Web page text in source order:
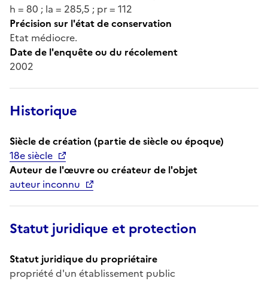
h = 80 ; la = 285,5 ; pr = 112
Précision sur l'état de conservation
Etat médiocre.
Date de l'enquête ou du récolement
2002
Historique
Siècle de création (partie de siècle ou époque)
18e siècle
Auteur de l'œuvre ou créateur de l'objet
auteur inconnu
Statut juridique et protection
Statut juridique du propriétaire
propriété d'un établissement public